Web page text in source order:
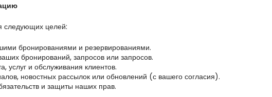
целей:
бронированиями и резервированиями.
бронирований, запросов или запросов.
услуг и обслуживания клиентов.
новостных рассылок или обновлений (с вашего согласия).
и защиты наших прав.